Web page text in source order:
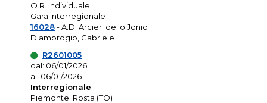
O.R. Individuale
Gara Interregionale
16028- A.D. Arcieri dello Jonio
D'ambrogio, Gabriele
R2601005
dal: 06/01/2026
al: 06/01/2026
Interregionale
Piemonte: Rosta (TO)